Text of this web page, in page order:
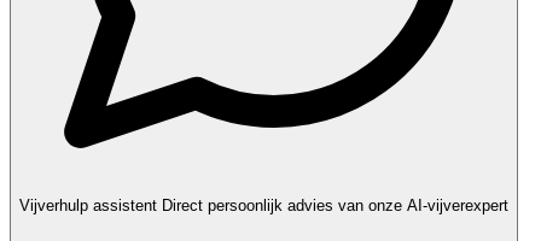
Vijverhulp assistent Direct persoonlijk advies van onze AI-vijverexpert